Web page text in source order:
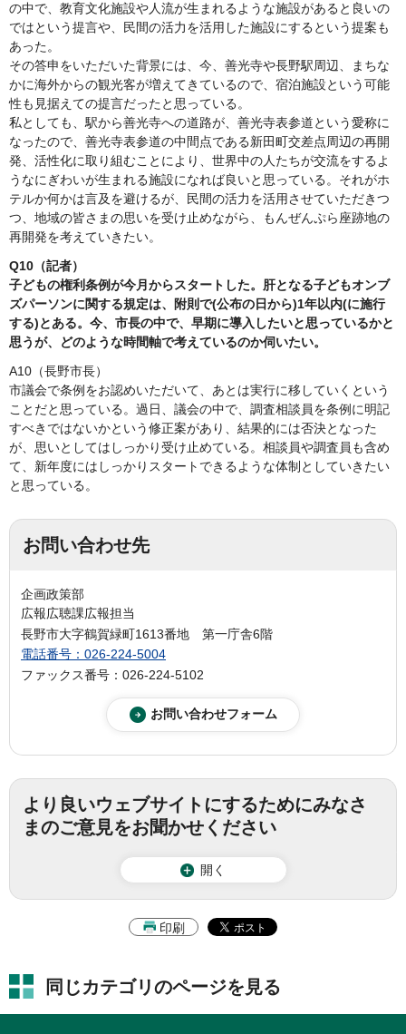
の中で、教育文化施設や人流が生まれるような施設があると良いの
ではという提言や、民間の活力を活用した施設にするという提案も
あった。
その答申をいただいた背景には、今、善光寺や長野駅周辺、まちな
かに海外からの観光客が増えてきているので、宿泊施設という可能
性も見据えての提言だったと思っている。
私としても、駅から善光寺への道路が、善光寺表参道という愛称に
なったので、善光寺表参道の中間点である新田町交差点周辺の再開
発、活性化に取り組むことにより、世界中の人たちが交流をするよ
うなにぎわいが生まれる施設になれば良いと思っている。それがホ
テルか何かは言及を避けるが、民間の活力を活用させていただきつ
つ、地域の皆さまの思いを受け止めながら、もんぜんぷら座跡地の
再開発を考えていきたい。
Q10（記者）
子どもの権利条例が今月からスタートした。肝となる子どもオンブ
ズパーソンに関する規定は、附則で(公布の日から)1年以内(に施行
する)とある。今、市長の中で、早期に導入したいと思っているかと
思うが、どのような時間軸で考えているのか伺いたい。
A10（長野市長）
市議会で条例をお認めいただいて、あとは実行に移していくという
ことだと思っている。過日、議会の中で、調査相談員を条例に明記
すべきではないかという修正案があり、結果的には否決となった
が、思いとしてはしっかり受け止めている。相談員や調査員も含め
て、新年度にはしっかりスタートできるような体制としていきたい
と思っている。
お問い合わせ先
企画政策部
広報広聴課広報担当
長野市大字鶴賀緑町1613番地 第一庁舎6階
電話番号：026-224-5004
ファックス番号：026-224-5102
より良いウェブサイトにするためにみなさ
まのご意見をお聞かせください
開く
印刷
同じカテゴリのページを見る